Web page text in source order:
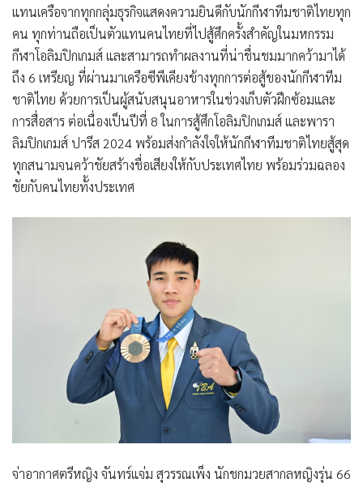
แทนเครือจากทุกกลุ่มธุรกิจแสดงความยินดีกับนักกีฬาทีมชาติไทยทุก
คน ทุกท่านถือเป็นตัวแทนคนไทยที่ไปสู้ศึกครั้งสำคัญในมหกรรม
กีฬาโอลิมปิกเกมส์ และสามารถทำผลงานที่น่าชื่นชมมากคว้ามาได้
ถึง 6 เหรียญ ที่ผ่านมาเครือซีพีเคียงข้างทุกการต่อสู้ของนักกีฬาทีม
ชาติไทย ด้วยการเป็นผู้สนับสนุนอาหารในช่วงเก็บตัวฝึกซ้อมและ
การสื่อสาร ต่อเนื่องเป็นปีที่ 8 ในการสู้ศึกโอลิมปิกเกมส์ และพารา
ลิมปิกเกมส์ ปารีส 2024 พร้อมส่งกำลังใจให้นักกีฬาทีมชาติไทยสู้สุด
ทุกสนามจนคว้าชัยสร้างชื่อเสียงให้กับประเทศไทย พร้อมร่วมฉลอง
ชัยกับคนไทยทั้งประเทศ
จ่าอากาศตรีหญิง จันทร์แจ่ม สุวรรณเพ็ง นักชกมวยสากลหญิงรุ่น 66